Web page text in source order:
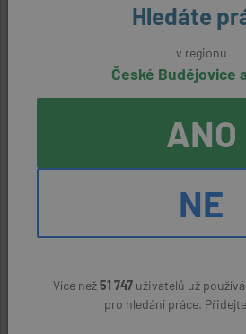
22400 - 25000 Kč
BETONÁŘ
MC ROYAL company s.r.o. (přes
Hledáte
v regionu
České Budějovice
ANO
NE
Více než51 747uživatelů už
pro hledání práce.